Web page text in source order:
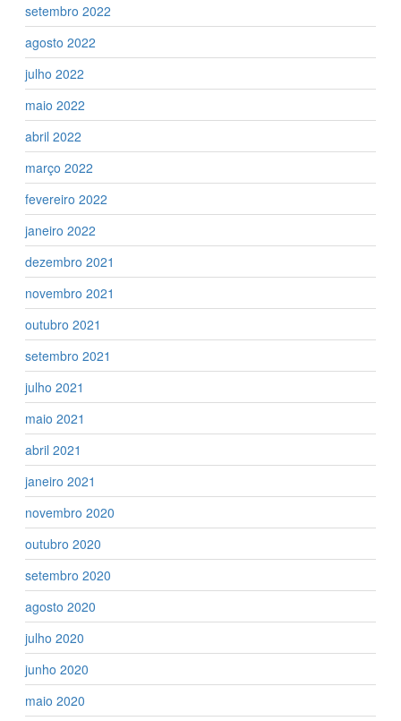
setembro 2022
agosto 2022
julho 2022
maio 2022
abril 2022
março 2022
fevereiro 2022
janeiro 2022
dezembro 2021
novembro 2021
outubro 2021
setembro 2021
julho 2021
maio 2021
abril 2021
janeiro 2021
novembro 2020
outubro 2020
setembro 2020
agosto 2020
julho 2020
junho 2020
maio 2020